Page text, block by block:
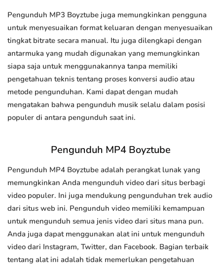
Pengunduh MP3 Boyztube juga memungkinkan pengguna
untuk menyesuaikan format keluaran dengan menyesuaikan
tingkat bitrate secara manual. Itu juga dilengkapi dengan
antarmuka yang mudah digunakan yang memungkinkan
siapa saja untuk menggunakannya tanpa memiliki
pengetahuan teknis tentang proses konversi audio atau
metode pengunduhan. Kami dapat dengan mudah
mengatakan bahwa pengunduh musik selalu dalam posisi
populer di antara pengunduh saat ini.
Pengunduh MP4 Boyztube
Pengunduh MP4 Boyztube adalah perangkat lunak yang
memungkinkan Anda mengunduh video dari situs berbagi
video populer. Ini juga mendukung pengunduhan trek audio
dari situs web ini. Pengunduh video memiliki kemampuan
untuk mengunduh semua jenis video dari situs mana pun.
Anda juga dapat menggunakan alat ini untuk mengunduh
video dari Instagram, Twitter, dan Facebook. Bagian terbaik
tentang alat ini adalah tidak memerlukan pengetahuan